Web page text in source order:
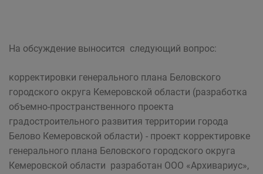
На обсуждение выносится следующий вопрос:
корректировки генерального плана Беловского
городского округа Кемеровской области (разработка
объемно-пространственного проекта
градостроительного развития территории города
Белово Кемеровской области) - проект корректировке
генерального плана Беловского городского округа
Кемеровской области разработан ООО «Архивариус»,